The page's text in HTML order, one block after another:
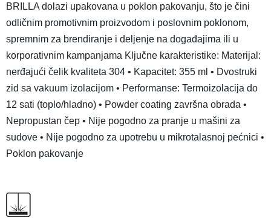
BRILLA dolazi upakovana u poklon pakovanju, što je čini
odličnim promotivnim proizvodom i poslovnim poklonom,
spremnim za brendiranje i deljenje na događajima ili u
korporativnim kampanjama Ključne karakteristike: Materijal:
nerđajući čelik kvaliteta 304 • Kapacitet: 355 ml • Dvostruki
zid sa vakuum izolacijom • Performanse: Termoizolacija do
12 sati (toplo/hladno) • Powder coating završna obrada •
Nepropustan čep • Nije pogodno za pranje u mašini za
sudove • Nije pogodno za upotrebu u mikrotalasnoj pećnici •
Poklon pakovanje